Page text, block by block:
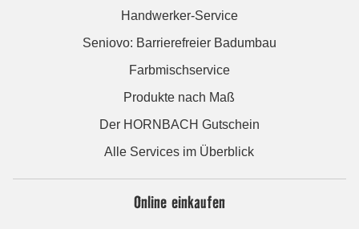
Handwerker-Service
Seniovo: Barrierefreier Badumbau
Farbmischservice
Produkte nach Maß
Der HORNBACH Gutschein
Alle Services im Überblick
Online einkaufen